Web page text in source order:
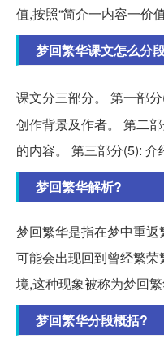
值,按照“简介一内容一价
梦回繁华课文怎么分
课文分三部分。 第一部
创作背景及作者。 第二
的内容。 第三部分(5): 介
梦回繁华解析?
梦回繁华是指在梦中重
可能会出现回到曾经繁
境,这种现象被称为梦回
梦回繁华分段概括?